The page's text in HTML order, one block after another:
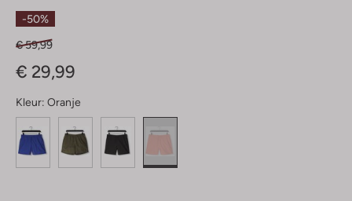
-50%
€ 59,99
€ 29,99
Kleur: Oranje